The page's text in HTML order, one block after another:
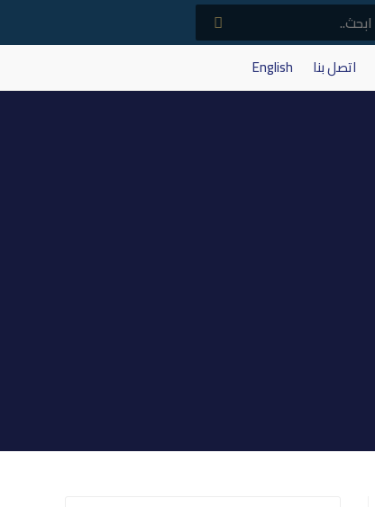
اتصل بنا English